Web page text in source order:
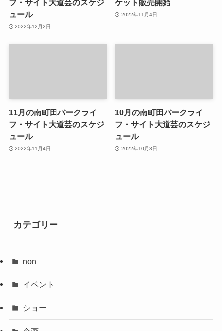
フ・サイト大道芸のスケジ
ュール
2022年12月2日
ケット販売開始
2022年11月4日
11月の南町田パークライ
フ・サイト大道芸のスケジ
ュール
2022年11月4日
10月の南町田パークライ
フ・サイト大道芸のスケジ
ュール
2022年10月3日
カテゴリー
non
イベント
ショー